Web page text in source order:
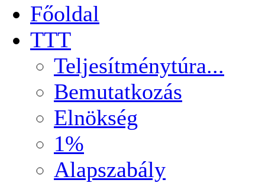
Főoldal
TTT
Teljesítménytúra...
Bemutatkozás
Elnökség
1%
Alapszabály